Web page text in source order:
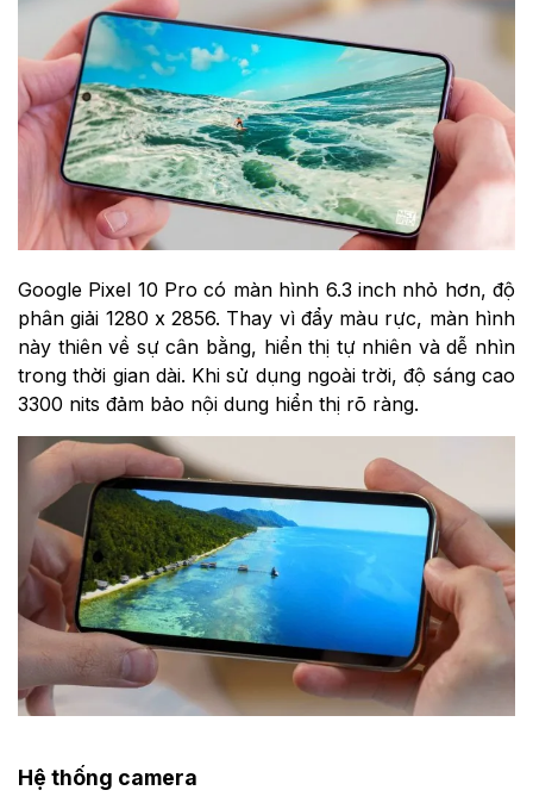
Google Pixel 10 Pro có màn hình 6.3 inch nhỏ hơn, độ
phân giải 1280 x 2856. Thay vì đẩy màu rực, màn hình
này thiên về sự cân bằng, hiển thị tự nhiên và dễ nhìn
trong thời gian dài. Khi sử dụng ngoài trời, độ sáng cao
3300 nits đảm bảo nội dung hiển thị rõ ràng.
Hệ thống camera